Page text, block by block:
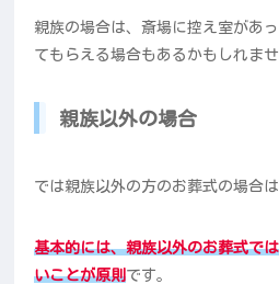
親族の場合は、斎場に控え室があ
てもらえる場合もあるかもしれませ
親族以外の場合
では親族以外の方のお葬式の場合
基本的には、親族以外のお葬式で
いことが原則です。